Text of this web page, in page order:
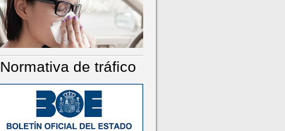
Normativa de tráfico